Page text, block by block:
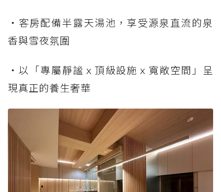
・客房配備半露天湯池，享受源泉直流的泉
香與雪夜氛圍
・以「專屬靜謐ｘ頂級設施ｘ寬敞空間」呈
現真正的養生奢華